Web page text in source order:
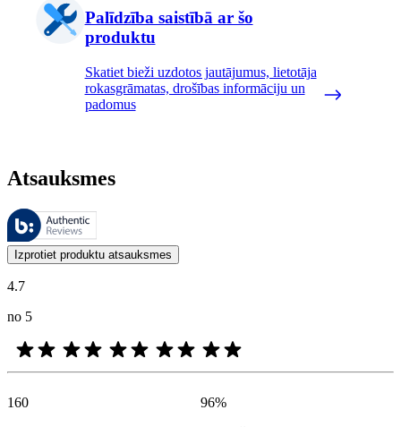
Palīdzība saistībā ar šo
produktu
Skatiet bieži uzdotos jautājumus, lietotāja
rokasgrāmatas, drošības informāciju un
padomus
Atsauksmes
Šīs atsauksmes pārvalda Bazaarvoice, un tās atbilst Bazaarvoice
Klientu viedokļi produktu un zvaigžņu vērtējumu veidā ir noderīgi
Izprotiet produktu atsauksmes
4.7
no 5
160
96%